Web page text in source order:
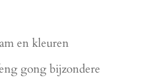
en kleuren
gong bijzondere